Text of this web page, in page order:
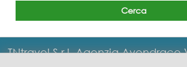
TNtravel S.r.l. Agenzia Avendrace